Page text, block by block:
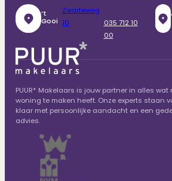
‘t
Gooi
Zwarteweg
10
035 712 10
00
PUUR* Makelaars is jouw partner in alles wat
woning te maken heeft. Onze experts staan
klaar met persoonlijke aandacht en een
advies.